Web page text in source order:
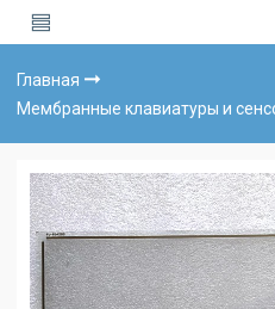
Главная
Мембранные клавиатуры и